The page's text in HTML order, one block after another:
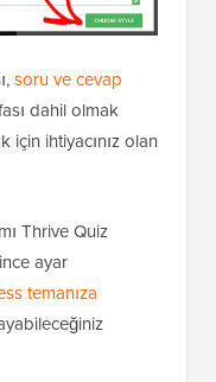
soru ve cevap
dahil olmak
için ihtiyacınız olan
Thrive Quiz
ayar
temanıza